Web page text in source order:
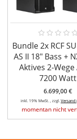
Bundle 2x RCF
AS II 18" Bass +
Aktives 2-
7200 Watt
6.699,00 €
inkl. 19% MwSt. , zzgl. Versand
momentan nicht